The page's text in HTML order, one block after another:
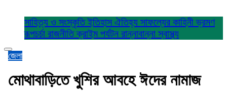
সাহিত্য ও সংস্কৃতিইতিহাস ঐতিহ্য সাফল্যের কাহিনীভ্রমণ
রূপচর্চা রাজনীতিক্রাইম পর্যটন রান্নাবান্নাস্বাস্থ্য
জেলা
মোথাবাড়িতে খুশির আবহে ঈদের নামাজ